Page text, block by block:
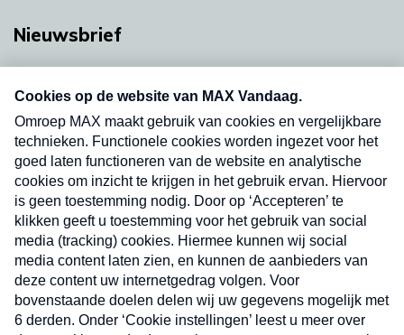
Nieuwsbrief
nieuwsbrief. Elke vrijdag- en dinsdagochtend in
uw mailbox.
Verzend